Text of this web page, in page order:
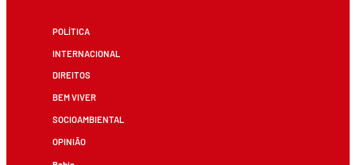
POLÍTICA
INTERNACIONAL
DIREITOS
BEM VIVER
SOCIOAMBIENTAL
OPINIÃO